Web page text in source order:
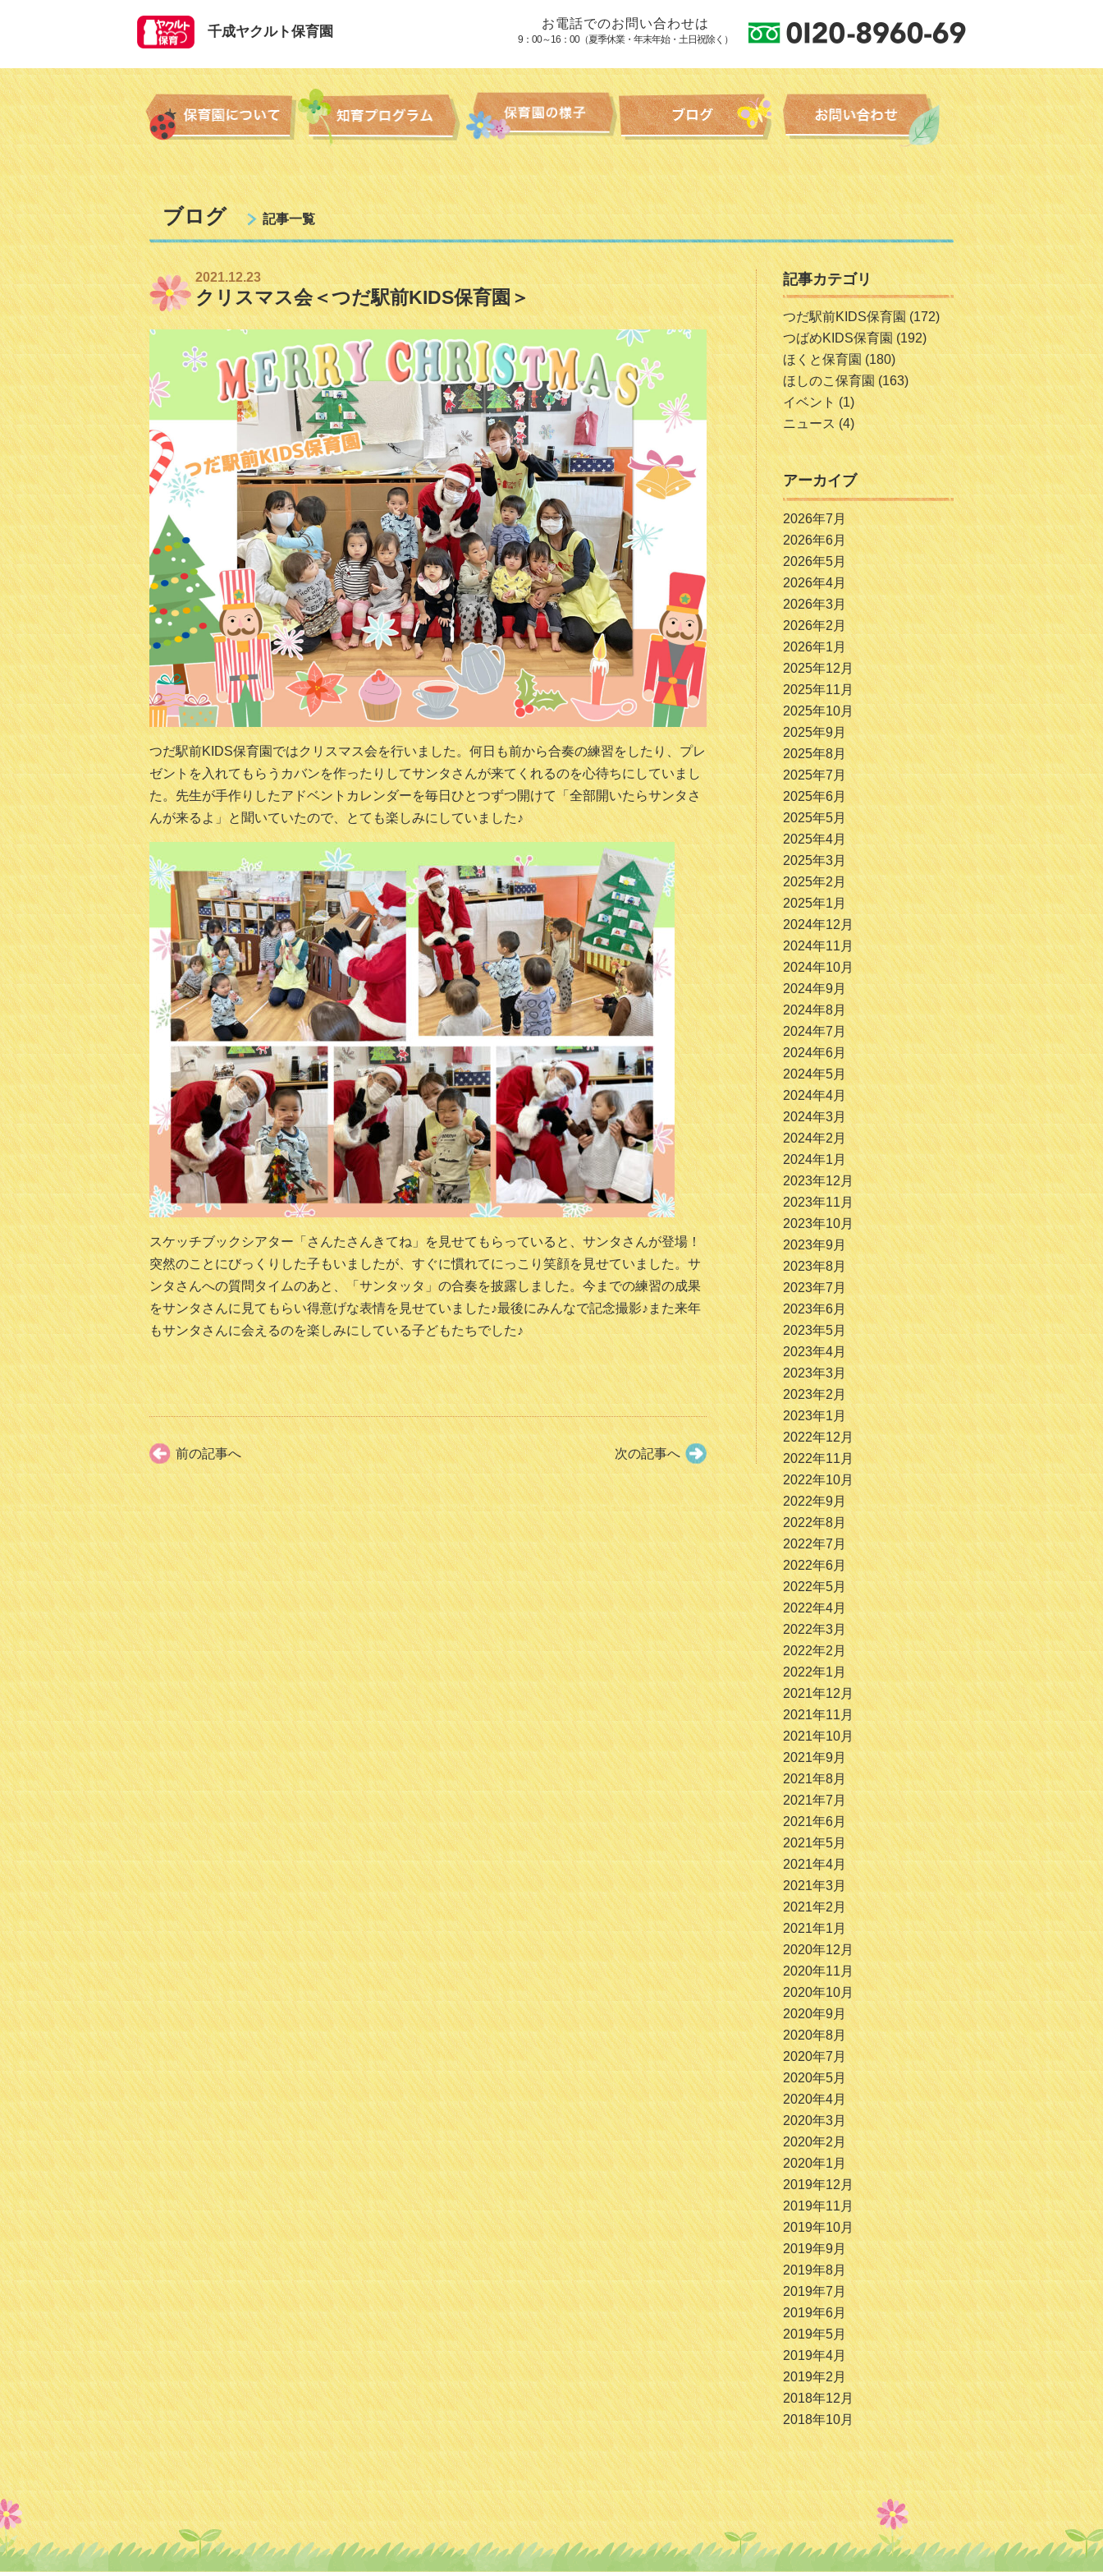
千成ヤクルト保育園
お電話でのお問い合わせは
9：00～16：00（夏季休業・年末年始・土日祝除く）
ブログ 記事一覧
2021.12.23
クリスマス会＜つだ駅前KIDS保育園＞
つだ駅前KIDS保育園ではクリスマス会を行いました。何日も前から合奏の練習をしたり、プレ
ゼントを入れてもらうカバンを作ったりしてサンタさんが来てくれるのを心待ちにしていまし
た。先生が手作りしたアドベントカレンダーを毎日ひとつずつ開けて「全部開いたらサンタさ
んが来るよ」と聞いていたので、とても楽しみにしていました♪
スケッチブックシアター「さんたさんきてね」を見せてもらっていると、サンタさんが登場！
突然のことにびっくりした子もいましたが、すぐに慣れてにっこり笑顔を見せていました。サ
ンタさんへの質問タイムのあと、「サンタッタ」の合奏を披露しました。今までの練習の成果
をサンタさんに見てもらい得意げな表情を見せていました♪最後にみんなで記念撮影♪また来年
もサンタさんに会えるのを楽しみにしている子どもたちでした♪
前の記事へ 次の記事へ
記事カテゴリ
つだ駅前KIDS保育園(172)
つばめKIDS保育園(192)
ほくと保育園(180)
ほしのこ保育園(163)
イベント(1)
ニュース(4)
アーカイブ
2026年7月
2026年6月
2026年5月
2026年4月
2026年3月
2026年2月
2026年1月
2025年12月
2025年11月
2025年10月
2025年9月
2025年8月
2025年7月
2025年6月
2025年5月
2025年4月
2025年3月
2025年2月
2025年1月
2024年12月
2024年11月
2024年10月
2024年9月
2024年8月
2024年7月
2024年6月
2024年5月
2024年4月
2024年3月
2024年2月
2024年1月
2023年12月
2023年11月
2023年10月
2023年9月
2023年8月
2023年7月
2023年6月
2023年5月
2023年4月
2023年3月
2023年2月
2023年1月
2022年12月
2022年11月
2022年10月
2022年9月
2022年8月
2022年7月
2022年6月
2022年5月
2022年4月
2022年3月
2022年2月
2022年1月
2021年12月
2021年11月
2021年10月
2021年9月
2021年8月
2021年7月
2021年6月
2021年5月
2021年4月
2021年3月
2021年2月
2021年1月
2020年12月
2020年11月
2020年10月
2020年9月
2020年8月
2020年7月
2020年5月
2020年4月
2020年3月
2020年2月
2020年1月
2019年12月
2019年11月
2019年10月
2019年9月
2019年8月
2019年7月
2019年6月
2019年5月
2019年4月
2019年2月
2018年12月
2018年10月